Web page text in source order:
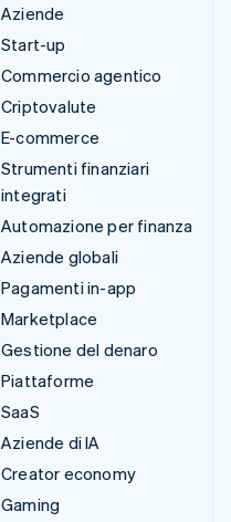
Aziende
Start-up
Commercio agentico
Criptovalute
E-commerce
Strumenti finanziari
integrati
Automazione per finanza
Aziende globali
Pagamenti in-app
Marketplace
Gestione del denaro
Piattaforme
SaaS
Aziende di IA
Creator economy
Gaming